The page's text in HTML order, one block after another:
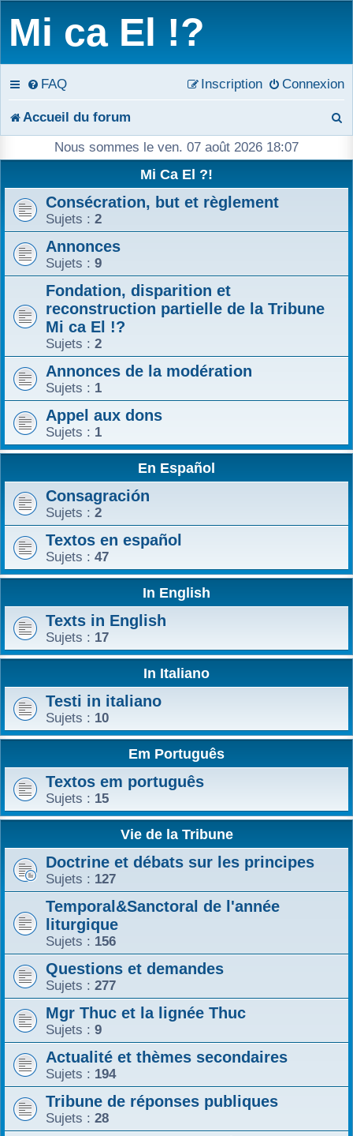
Mi ca El !?
FAQ Connexion
Inscription
Accueil du forum
e
Nous sommes le ven. 07 août 2026 18:07
Mi Ca El ?!
Consécration, but et règlement
Sujets : 2
Annonces
Sujets : 9
Fondation, disparition et
reconstruction partielle de la Tribune
Mi ca El !?
Sujets : 2
Annonces de la modération
Sujets : 1
Appel aux dons
Sujets : 1
En Español
Consagración
Sujets : 2
Textos en español
Sujets : 47
In English
Texts in English
Sujets : 17
In Italiano
Testi in italiano
Sujets : 10
Em Português
Textos em português
Sujets : 15
Vie de la Tribune
Doctrine et débats sur les principes
Sujets : 127
Temporal&Sanctoral de l'année
liturgique
Sujets : 156
Questions et demandes
Sujets : 277
Mgr Thuc et la lignée Thuc
Sujets : 9
Actualité et thèmes secondaires
Sujets : 194
Tribune de réponses publiques
Sujets : 28